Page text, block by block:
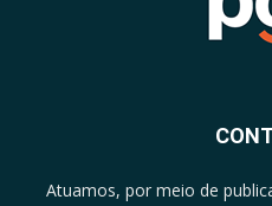
Atuamos, por meio de